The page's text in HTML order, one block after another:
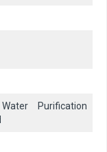
Purification